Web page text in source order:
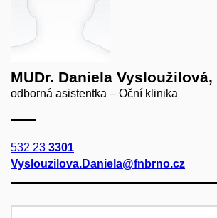
MUDr. Daniela Vysloužilová,
odborná asistentka – Oční klinika
532 23 3301
Vyslouzilova.Daniela@fnbrno.cz